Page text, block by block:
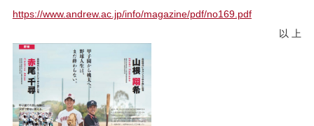
https://www.andrew.ac.jp/info/magazine/pdf/no169.pdf
以 上